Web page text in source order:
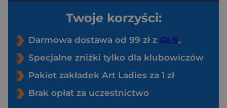
Twoje korzyści:
Darmowa dostawa od 99 zł z
Specjalne zniżki tylko dla klubowiczów
Pakiet zakładek Art Ladies za 1 zł
Brak opłat za uczestnictwo